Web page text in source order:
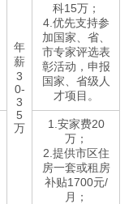
年
薪
3
0-
3
5
万
科15万；
4.优先支持参
加国家、省、
市专家评选表
彰活动，申报
国家、省级人
才项目。
1.安家费20
万；
2.提供市区住
房一套或租房
补贴1700元/
月；